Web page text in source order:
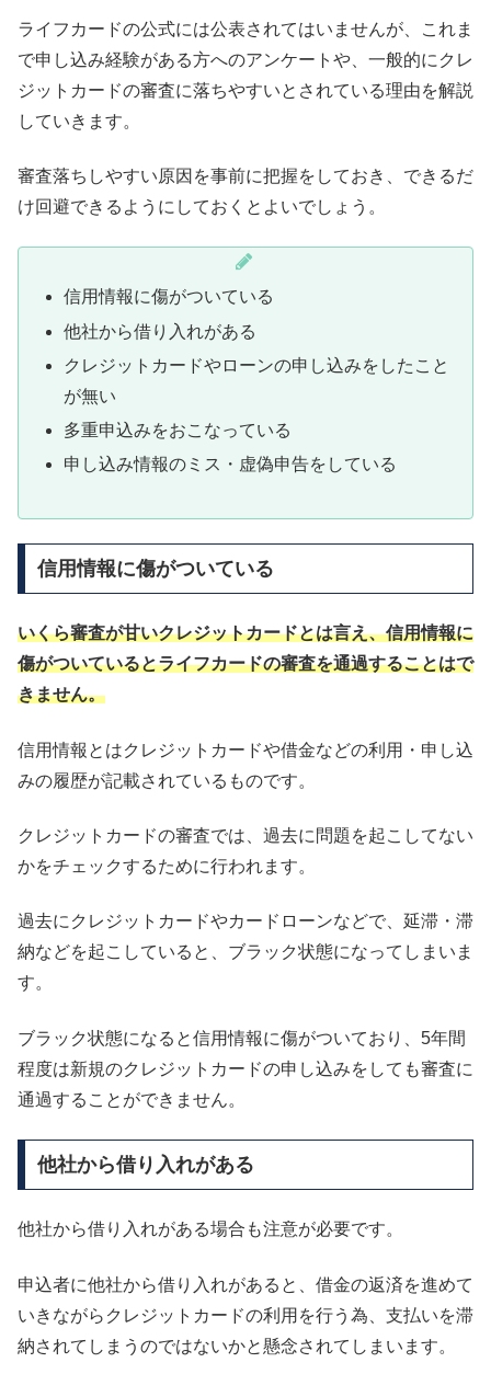
ライフカードの公式には公表されてはいませんが、これま
で申し込み経験がある方へのアンケートや、一般的にクレ
ジットカードの審査に落ちやすいとされている理由を解説
していきます。
審査落ちしやすい原因を事前に把握をしておき、できるだ
け回避できるようにしておくとよいでしょう。
信用情報に傷がついている
他社から借り入れがある
クレジットカードやローンの申し込みをしたこと
が無い
多重申込みをおこなっている
申し込み情報のミス・虚偽申告をしている
信用情報に傷がついている
いくら審査が甘いクレジットカードとは言え、信用情報に
傷がついているとライフカードの審査を通過することはで
きません。
信用情報とはクレジットカードや借金などの利用・申し込
みの履歴が記載されているものです。
クレジットカードの審査では、過去に問題を起こしてない
かをチェックするために行われます。
過去にクレジットカードやカードローンなどで、延滞・滞
納などを起こしていると、ブラック状態になってしまいま
す。
ブラック状態になると信用情報に傷がついており、5年間
程度は新規のクレジットカードの申し込みをしても審査に
通過することができません。
他社から借り入れがある
他社から借り入れがある場合も注意が必要です。
申込者に他社から借り入れがあると、借金の返済を進めて
いきながらクレジットカードの利用を行う為、支払いを滞
納されてしまうのではないかと懸念されてしまいます。